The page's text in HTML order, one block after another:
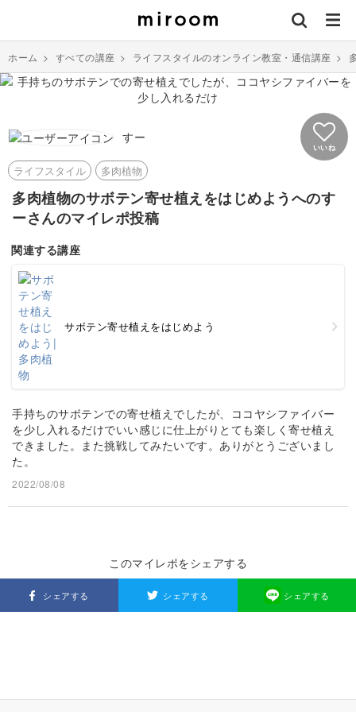
ホーム > すべての講座 > ライフスタイルのオンライン教室・通信講座 >
すー
いいね
ライフスタイル 多肉植物
多肉植物のサボテン寄せ植えをはじめようへのす
ーさんのマイレポ投稿
関連する講座
サボテン寄せ植えをはじめよう
手持ちのサボテンでの寄せ植えでしたが、ココヤシファイバー
を少し入れるだけでいい感じに仕上がりとても楽しく寄せ植え
できました。また挑戦してみたいです。ありがとうございまし
た。
2022/08/08
このマイレポをシェアする
シェアする シェアする シェアする